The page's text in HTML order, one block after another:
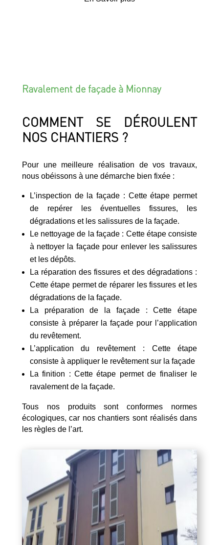
Ravalement de façade à Mionnay
COMMENT SE DÉROULENT
NOS CHANTIERS ?
Pour une meilleure réalisation de vos travaux,
nous obéissons à une démarche bien fixée :
L’inspection de la façade : Cette étape permet
de repérer les éventuelles fissures, les
dégradations et les salissures de la façade.
Le nettoyage de la façade : Cette étape consiste
à nettoyer la façade pour enlever les salissures
et les dépôts.
La réparation des fissures et des dégradations :
Cette étape permet de réparer les fissures et les
dégradations de la façade.
La préparation de la façade : Cette étape
consiste à préparer la façade pour l’application
du revêtement.
L’application du revêtement : Cette étape
consiste à appliquer le revêtement sur la façade
La finition : Cette étape permet de finaliser le
ravalement de la façade.
Tous nos produits sont conformes normes
écologiques, car nos chantiers sont réalisés dans
les règles de l’art.